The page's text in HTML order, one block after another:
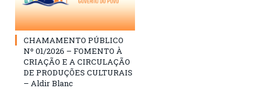
CHAMAMENTO PÚBLICO
Nº 01/2026 – FOMENTO À
CRIAÇÃO E A CIRCULAÇÃO
DE PRODUÇÕES CULTURAIS
– Aldir Blanc